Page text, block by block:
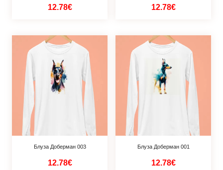
12.78€ 12.78€
Блуза Доберман 003
12.78€
Блуза Доберман 001
12.78€